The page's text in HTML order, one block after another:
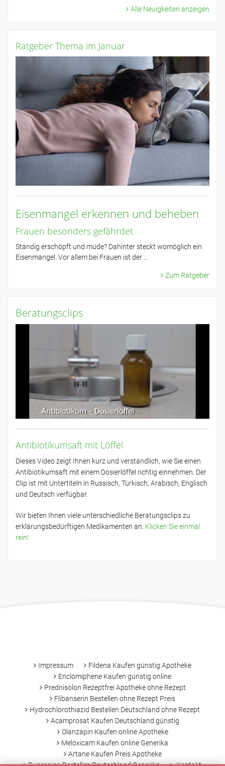
Alle Neuigkeiten anzeigen
Ratgeber Thema im Januar
Eisenmangel erkennen und beheben
Frauen besonders gefährdet
Ständig erschöpft und müde? Dahinter steckt womöglich ein
Eisenmangel. Vor allem bei Frauen ist der ...
Zum Ratgeber
Beratungsclips
Antibiotikumsaft mit Löffel
Dieses Video zeigt Ihnen kurz und verständlich, wie Sie einen
Antibiotikumsaft mit einem Dosierlöffel richtig einnehmen. Der
Clip ist mit Untertiteln in Russisch, Türkisch, Arabisch, Englisch
und Deutsch verfügbar.
Wir bieten Ihnen viele unterschiedliche Beratungsclips zu
erklärungsbedürftigen Medikamenten an. Klicken Sie einmal
rein!
Impressum
Fildena Kaufen günstig Apotheke
Enclomiphene Kaufen günstig online
Prednisolon Rezeptfrei Apotheke ohne Rezept
Flibanserin Bestellen ohne Rezept Preis
Hydrochlorothiazid Bestellen Deutschland ohne Rezept
Acamprosat Kaufen Deutschland günstig
Olanzapin Kaufen online Apotheke
Meloxicam Kaufen online Generika
Artane Kaufen Preis Apotheke